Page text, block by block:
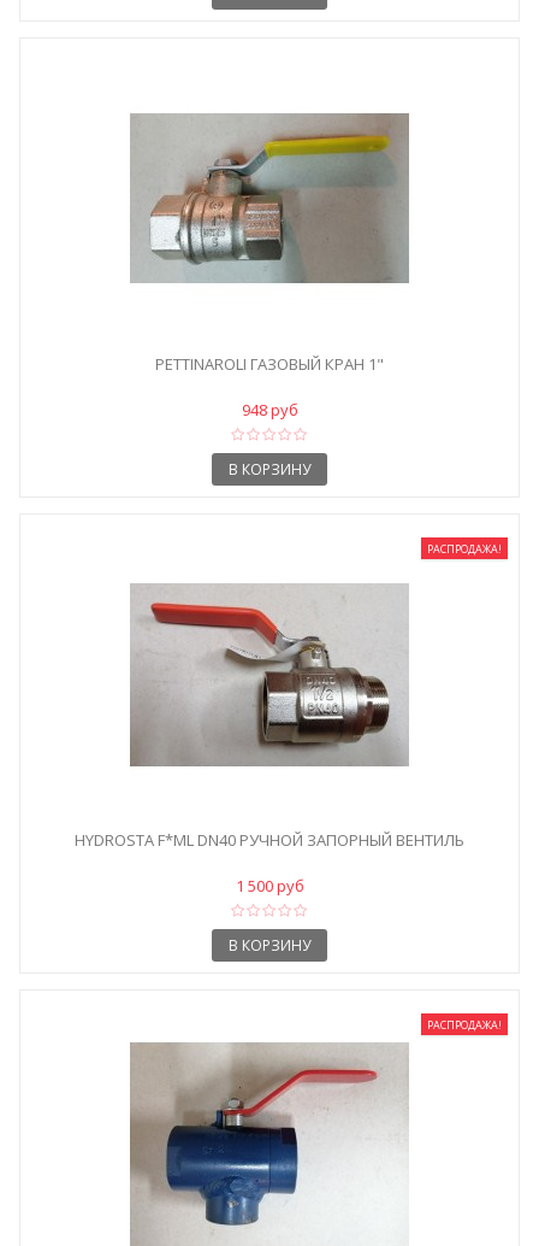
PETTINAROLI ГАЗОВЫЙ КРАН 1"
948 руб
В КОРЗИНУ
РАСПРОДАЖА!
HYDROSTA F*ML DN40 РУЧНОЙ ЗАПОРНЫЙ ВЕНТИЛЬ
1 500 руб
В КОРЗИНУ
РАСПРОДАЖА!